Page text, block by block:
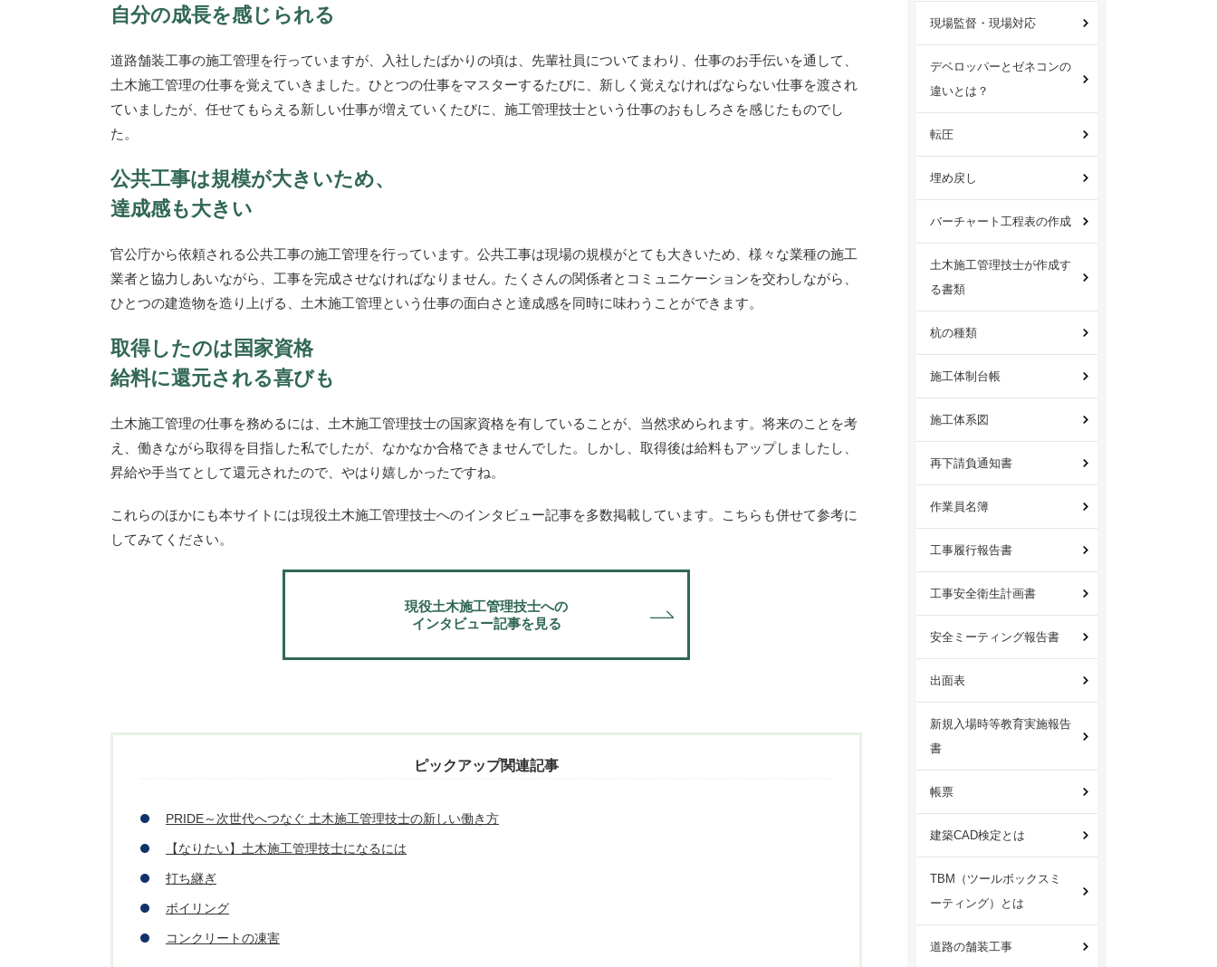
自分の成長を感じられる
道路舗装工事の施工管理を行っていますが、入社したばかりの頃は、先輩社員についてまわり、仕事のお手伝いを通して、
土木施工管理の仕事を覚えていきました。ひとつの仕事をマスターするたびに、新しく覚えなければならない仕事を渡され
ていましたが、任せてもらえる新しい仕事が増えていくたびに、施工管理技士という仕事のおもしろさを感じたものでし
た。
公共工事は規模が大きいため、
達成感も大きい
官公庁から依頼される公共工事の施工管理を行っています。公共工事は現場の規模がとても大きいため、様々な業種の施工
業者と協力しあいながら、工事を完成させなければなりません。たくさんの関係者とコミュニケーションを交わしながら、
ひとつの建造物を造り上げる、土木施工管理という仕事の面白さと達成感を同時に味わうことができます。
取得したのは国家資格
給料に還元される喜びも
土木施工管理の仕事を務めるには、土木施工管理技士の国家資格を有していることが、当然求められます。将来のことを考
え、働きながら取得を目指した私でしたが、なかなか合格できませんでした。しかし、取得後は給料もアップしましたし、
昇給や手当てとして還元されたので、やはり嬉しかったですね。
これらのほかにも本サイトには現役土木施工管理技士へのインタビュー記事を多数掲載しています。こちらも併せて参考に
してみてください。
現役土木施工管理技士への
インタビュー記事を見る
ピックアップ関連記事
PRIDE～次世代へつなぐ 土木施工管理技士の新しい働き方
【なりたい】土木施工管理技士になるには
打ち継ぎ
ボイリング
コンクリートの凍害
現場監督・現場対応
デベロッパーとゼネコンの
違いとは？
転圧
埋め戻し
バーチャート工程表の作成
土木施工管理技士が作成す
る書類
杭の種類
施工体制台帳
施工体系図
再下請負通知書
作業員名簿
工事履行報告書
工事安全衛生計画書
安全ミーティング報告書
出面表
新規入場時等教育実施報告
書
帳票
建築CAD検定とは
TBM（ツールボックスミ
ーティング）とは
道路の舗装工事